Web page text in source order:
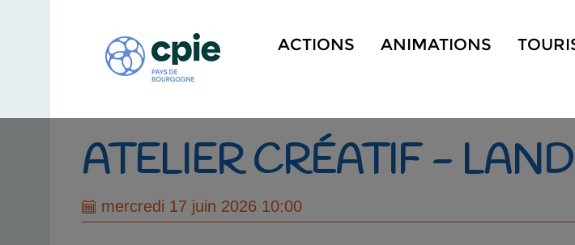
ACTIONS ANIMATIONS
ATELIER CRÉATIF -
mercredi 17 juin 2026 10:00